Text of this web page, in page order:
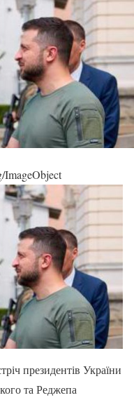
ImageObject
президентів України
та Реджепа